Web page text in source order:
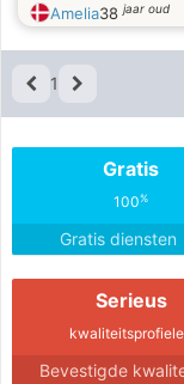
Amelia38jaar oud
1
Gratis
100%
Gratis diensten
Serieus
Bevestigde